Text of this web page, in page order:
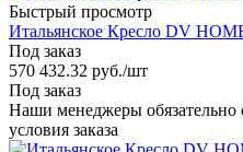
Быстрый просмотр
Итальянское Кресло DV
Под заказ
570 432.32 руб./шт
Под заказ
Наши менеджеры обязательно
условия заказа